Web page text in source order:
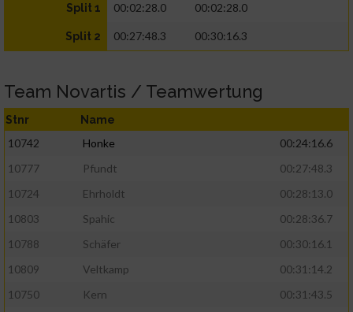
Split 1 00:02:28.0 00:02:28.0
Split 2 00:27:48.3 00:30:16.3
Team Novartis / Teamwertung
Stnr Name
10742 Honke
00:24:16.6
10777
Pfundt
00:27:48.3
10724
Ehrholdt
00:28:13.0
10803
Spahic
00:28:36.7
10788
Schäfer
00:30:16.1
10809
Veltkamp
00:31:14.2
10750
Kern
00:31:43.5